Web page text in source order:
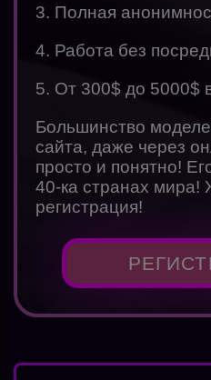
3. Полная
4. Работа без
5. От 300$ до 5000$
Большинство
сайта, даже через
просто и понятно!
40-ка странах мира!
регистрация!